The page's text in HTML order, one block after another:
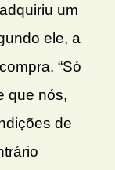
um
ele, a
“Só
que nós,
de